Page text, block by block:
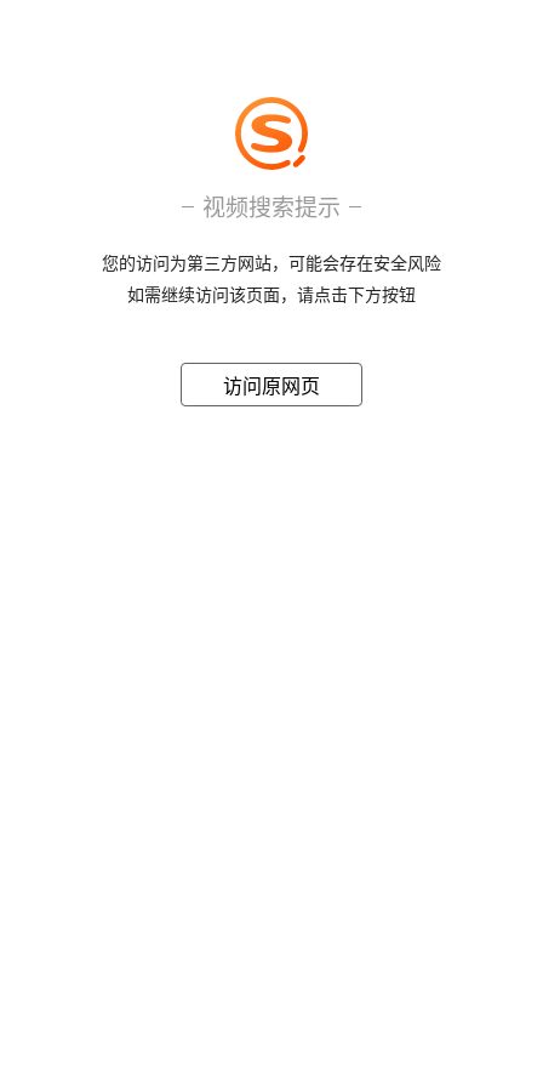
视频搜索提示
您的访问为第三方网站，可能会存在安全风险
如需继续访问该页面，请点击下方按钮
访问原网页